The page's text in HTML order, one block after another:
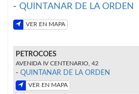
- QUINTANAR DE LA ORDEN
VER EN MAPA
PETROCOES
AVENIDA IV CENTENARIO, 42
- QUINTANAR DE LA ORDEN
VER EN MAPA